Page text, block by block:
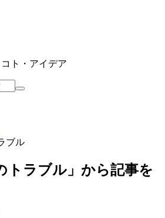
ト・アイデア
ブル
トラブル」から記事を